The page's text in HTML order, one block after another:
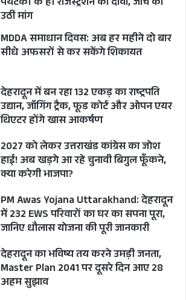
उठी मांग
MDDA समाधान दिवस: अब हर महीने दो बार
सीधे अफसरों से कर सकेंगे शिकायत
देहरादून में बन रहा 132 एकड़ का राष्ट्रपति
उद्यान, जॉगिंग ट्रैक, फूड कोर्ट और ओपन एयर
थिएटर होंगे खास आकर्षण
2027 को लेकर उत्तराखंड कांग्रेस का जोश
हाई! अब खड़गे आ रहे चुनावी बिगुल फूँकने,
क्या करेगी भाजपा?
PM Awas Yojana Uttarakhand: देहरादून
में 232 EWS परिवारों का घर का सपना पूरा,
जानिए धौलास योजना की पूरी जानकारी
देहरादून का भविष्य तय करने उमड़ी जनता,
Master Plan 2041 पर दूसरे दिन आए 28
अहम सुझाव